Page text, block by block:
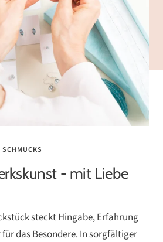
- mit Liebe
steckt Hingabe, Erfahrung
für das Besondere. In sorgfältiger